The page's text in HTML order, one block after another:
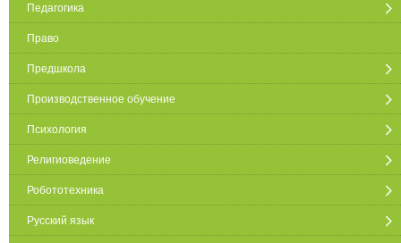
Педагогика
Право
Предшкола
Производственное обучение
Психология
Религиоведение
Робототехника
Русский язык